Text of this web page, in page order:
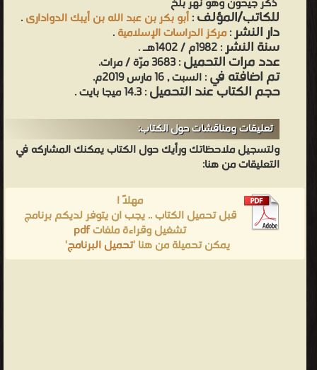
للكاتب/المؤلف:أبو بكر بن عبد الله بن أيبك الدوادارى.
دار النشر:مركز الدراسات الإسلامية.
سنة النشر: 1982م / 1402هـ .
عدد مرات التحميل: 3683 مرّة / مرات.
تم اضافته في: السبت , 16 مارس 2019م.
حجم الكتاب عند التحميل: 14.3 ميجا بايت .
تعليقات ومناقشات حول الكتاب:
ولتسجيل ملاحظاتك ورأيك حول الكتاب يمكنك المشاركه في
التعليقات من هنا:
مهلاً !
قبل تحميل الكتاب .. يجب ان يتوفر لديكم برنامج
تشغيل وقراءة ملفاتpdf
يمكن تحميلة من هنا 'تحميل البرنامج'